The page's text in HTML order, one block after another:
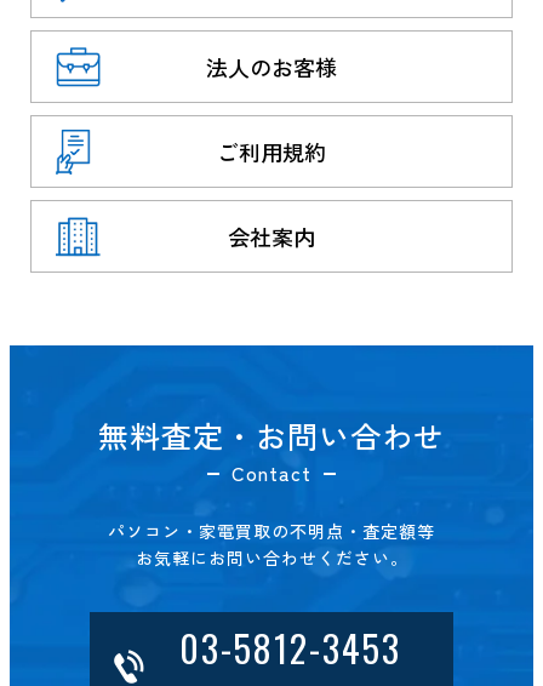
法人のお客様
ご利用規約
会社案内
無料査定・お問い合わせ
Contact
パソコン・家電買取の不明点・査定額等
お気軽にお問い合わせください。
03-5812-3453